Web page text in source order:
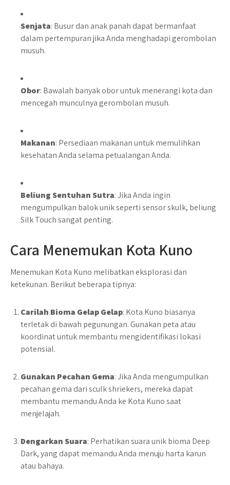
Senjata: Busur dan anak panah dapat bermanfaat
dalam pertempuran jika Anda menghadapi gerombolan
musuh.
Obor: Bawalah banyak obor untuk menerangi kota dan
mencegah munculnya gerombolan musuh.
Makanan: Persediaan makanan untuk memulihkan
kesehatan Anda selama petualangan Anda.
Beliung Sentuhan Sutra: Jika Anda ingin
mengumpulkan balok unik seperti sensor skulk, beliung
Silk Touch sangat penting.
Cara Menemukan Kota Kuno
Menemukan Kota Kuno melibatkan eksplorasi dan
ketekunan. Berikut beberapa tipnya:
Carilah Bioma Gelap Gelap: Kota Kuno biasanya
terletak di bawah pegunungan. Gunakan peta atau
koordinat untuk membantu mengidentifikasi lokasi
potensial.
Gunakan Pecahan Gema: Jika Anda mengumpulkan
pecahan gema dari sculk shriekers, mereka dapat
membantu memandu Anda ke Kota Kuno saat
menjelajah.
Dengarkan Suara: Perhatikan suara unik bioma Deep
Dark, yang dapat memandu Anda menuju harta karun
atau bahaya.